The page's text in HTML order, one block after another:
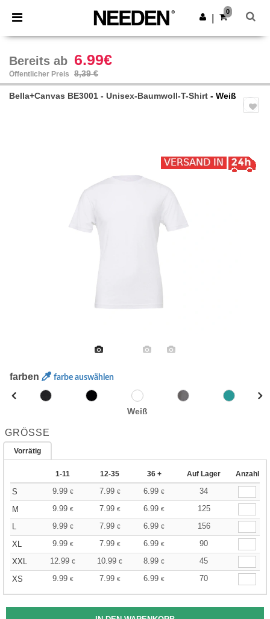
× Needen App
Bessere Preise in der App!
App holen
0
Bereits ab 6.99€
Öffentlicher Preis 8,39 €
Bella+Canvas BE3001 - Unisex-Baumwoll-T-Shirt - Weiß
farben farbe auswählen
Weiß
GRÖSSE
Vorrätig
1-11 12-35 36 + Auf Lager Anzahl
S 9.99 € 7.99 € 6.99 €
34
M
9.99 € 7.99 € 6.99 €
125
L
9.99 € 7.99 € 6.99 €
156
XL
9.99 € 7.99 € 6.99 €
90
XXL
12.99 € 10.99 € 8.99 €
45
XS
9.99 € 7.99 € 6.99 € 70